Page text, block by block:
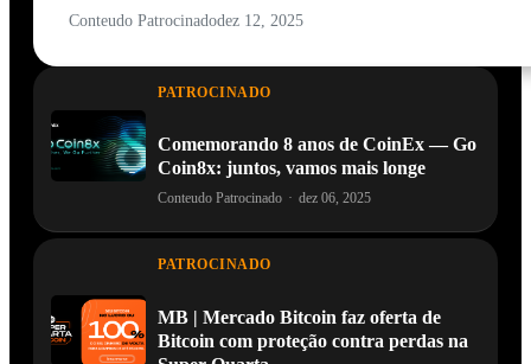
Conteudo Patrocinadodez 12, 2025
PATROCINADO
Comemorando 8 anos de CoinEx — Go
Coin8x: juntos, vamos mais longe
Conteudo Patrocinado · dez 06, 2025
PATROCINADO
MB | Mercado Bitcoin faz oferta de
Bitcoin com proteção contra perdas na